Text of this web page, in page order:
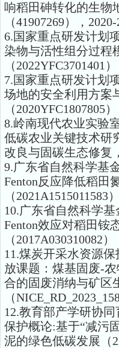
响稻田砷转化的生物
（41907269），
6.国家重点研发计划
染物与活性组分过程
（2022YFC3701401
7.国家重点研发计划
场地的安全利用方案
（2020YFC1807805
8.岭南现代农业实验
低碳农业关键技术研
改良与固碳生态修复
9.广东省自然科学基
Fenton反应降低稻田
（2021A1515011583
10.广东省自然科学
Fenton效应对稻田铵
（2017A030310082
11.煤炭开采水资源
放课题：煤基固废-
合的固废消纳与矿区
（
12.教育部产学研协
保护概论:基于“减污
泥的绿色低碳发展（